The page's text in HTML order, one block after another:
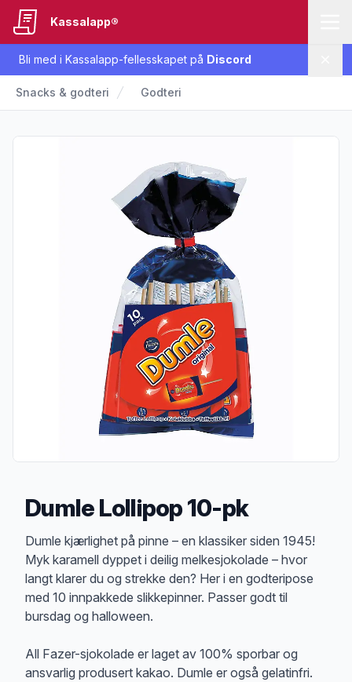
Bli med i Kassalapp-fellesskapet på Discord
Kassalapp®
Snacks & godteri Godteri
Dumle Lollipop 10-pk
Produktbeskrivelse
Dumle kjærlighet på pinne – en klassiker siden 1945!
Myk karamell dyppet i deilig melkesjokolade – hvor
langt klarer du og strekke den? Her i en godteripose
med 10 innpakkede slikkepinner. Passer godt til
bursdag og halloween.
All Fazer-sjokolade er laget av 100% sporbar og
ansvarlig produsert kakao. Dumle er også gelatinfri.